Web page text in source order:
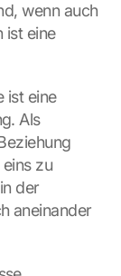
wenn auch
ist eine
ist eine
Als
zu
der
aneinander